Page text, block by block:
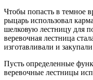
Чтобы попасть в темное
рыцарь использовал
шелковую лестницу для
веревочная лестница
изготавливали и
Пусть определенные
веревочные лестницы